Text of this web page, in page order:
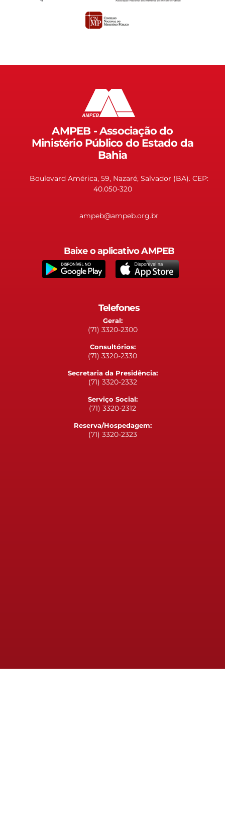
AMPEB - Associação do
Ministério Público do Estado da
Bahia
Boulevard América, 59, Nazaré, Salvador (BA). CEP:
40.050-320
ampeb@ampeb.org.br
Baixe o aplicativo AMPEB
Telefones
Geral:
(71) 3320-2300
Consultórios:
(71) 3320-2330
Secretaria da Presidência:
(71) 3320-2332
Serviço Social:
(71) 3320-2312
Reserva/Hospedagem:
(71) 3320-2323